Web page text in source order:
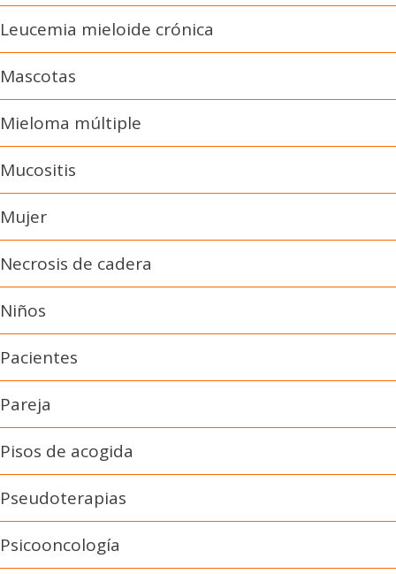
Leucemia mieloide crónica
Mascotas
Mieloma múltiple
Mucositis
Mujer
Necrosis de cadera
Niños
Pacientes
Pareja
Pisos de acogida
Pseudoterapias
Psicooncología